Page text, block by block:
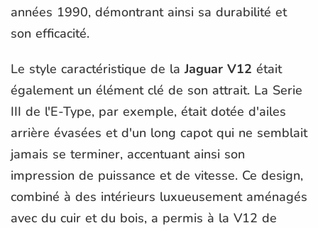
années 1990, démontrant ainsi sa durabilité et
son efficacité.
Le style caractéristique de laJaguar V12 était
également un élément clé de son attrait. La Serie
III de l'E-Type, par exemple, était dotée d'ailes
arrière évasées et d'un long capot qui ne semblait
jamais se terminer, accentuant ainsi son
impression de puissance et de vitesse. Ce design,
combiné à des intérieurs luxueusement aménagés
avec du cuir et du bois, a permis à la V12 de